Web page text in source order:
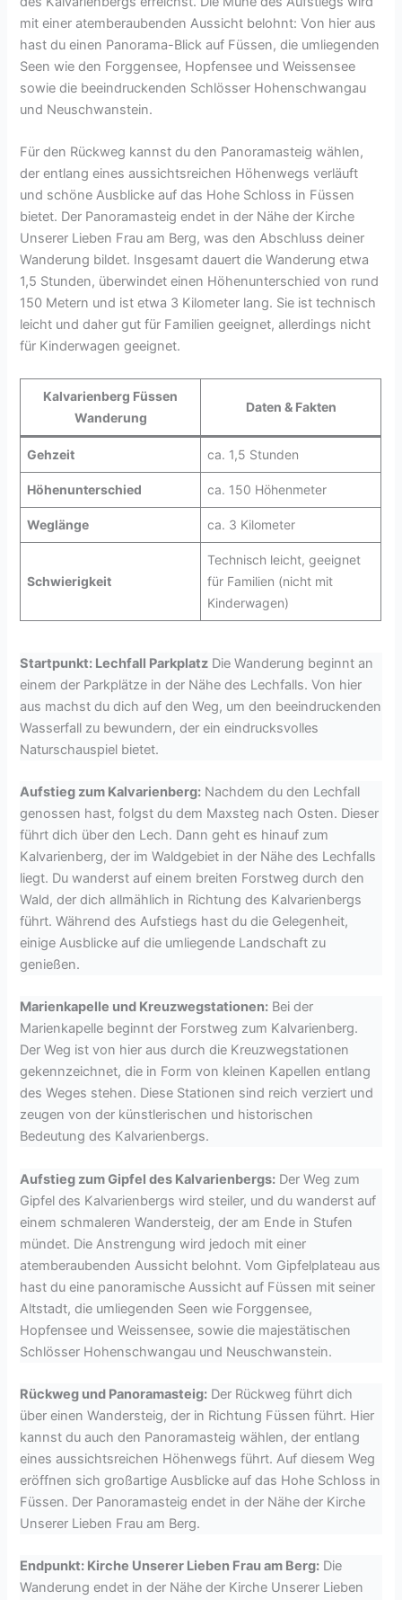
mit einer atemberaubenden Aussicht belohnt: Von hier aus
hast du einen Panorama-Blick auf Füssen, die umliegenden
Seen wie den Forggensee, Hopfensee und Weissensee
sowie die beeindruckenden Schlösser Hohenschwangau
und Neuschwanstein.
Für den Rückweg kannst du den Panoramasteig wählen,
der entlang eines aussichtsreichen Höhenwegs verläuft
und schöne Ausblicke auf das Hohe Schloss in Füssen
bietet. Der Panoramasteig endet in der Nähe der Kirche
Unserer Lieben Frau am Berg, was den Abschluss deiner
Wanderung bildet. Insgesamt dauert die Wanderung etwa
1,5 Stunden, überwindet einen Höhenunterschied von rund
150 Metern und ist etwa 3 Kilometer lang. Sie ist technisch
leicht und daher gut für Familien geeignet, allerdings nicht
für Kinderwagen geeignet.
Kalvarienberg Füssen
Wanderung
Daten & Fakten
Gehzeit ca. 1,5 Stunden
Höhenunterschied ca. 150 Höhenmeter
Weglänge ca. 3 Kilometer
Schwierigkeit
Technisch leicht, geeignet
für Familien (nicht mit
Kinderwagen)
Startpunkt: Lechfall Parkplatz Die Wanderung beginnt an
einem der Parkplätze in der Nähe des Lechfalls. Von hier
aus machst du dich auf den Weg, um den beeindruckenden
Wasserfall zu bewundern, der ein eindrucksvolles
Naturschauspiel bietet.
Aufstieg zum Kalvarienberg: Nachdem du den Lechfall
genossen hast, folgst du dem Maxsteg nach Osten. Dieser
führt dich über den Lech. Dann geht es hinauf zum
Kalvarienberg, der im Waldgebiet in der Nähe des Lechfalls
liegt. Du wanderst auf einem breiten Forstweg durch den
Wald, der dich allmählich in Richtung des Kalvarienbergs
führt. Während des Aufstiegs hast du die Gelegenheit,
einige Ausblicke auf die umliegende Landschaft zu
genießen.
Marienkapelle und Kreuzwegstationen: Bei der
Marienkapelle beginnt der Forstweg zum Kalvarienberg.
Der Weg ist von hier aus durch die Kreuzwegstationen
gekennzeichnet, die in Form von kleinen Kapellen entlang
des Weges stehen. Diese Stationen sind reich verziert und
zeugen von der künstlerischen und historischen
Bedeutung des Kalvarienbergs.
Aufstieg zum Gipfel des Kalvarienbergs: Der Weg zum
Gipfel des Kalvarienbergs wird steiler, und du wanderst auf
einem schmaleren Wandersteig, der am Ende in Stufen
mündet. Die Anstrengung wird jedoch mit einer
atemberaubenden Aussicht belohnt. Vom Gipfelplateau aus
hast du eine panoramische Aussicht auf Füssen mit seiner
Altstadt, die umliegenden Seen wie Forggensee,
Hopfensee und Weissensee, sowie die majestätischen
Schlösser Hohenschwangau und Neuschwanstein.
Rückweg und Panoramasteig: Der Rückweg führt dich
über einen Wandersteig, der in Richtung Füssen führt. Hier
kannst du auch den Panoramasteig wählen, der entlang
eines aussichtsreichen Höhenwegs führt. Auf diesem Weg
eröffnen sich großartige Ausblicke auf das Hohe Schloss in
Füssen. Der Panoramasteig endet in der Nähe der Kirche
Unserer Lieben Frau am Berg.
Endpunkt: Kirche Unserer Lieben Frau am Berg: Die
Wanderung endet in der Nähe der Kirche Unserer Lieben